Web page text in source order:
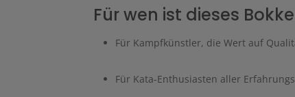
Für wen ist dieses
Für Kampfkünstler, die Wert auf
Für Kata-Enthusiasten aller